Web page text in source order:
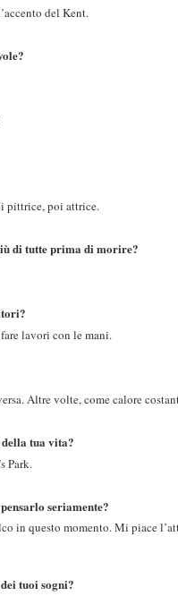
del Kent.
pittrice, poi attrice.
di tutte prima di morire?
lavori con le mani.
Altre volte, come calore
tua vita?
Park.
seriamente?
in questo momento. Mi piace
tuoi sogni?